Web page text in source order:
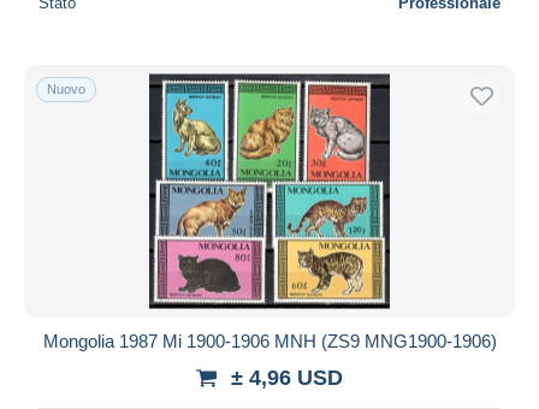
Nuovo
Mongolia 1987 Mi 1900-1906 MNH (ZS9 MNG1900-1906)
± 4,96 USD